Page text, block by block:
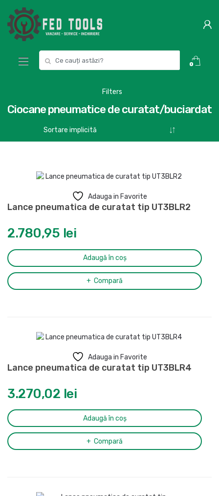
navigation
content
for:
0
Filters
Ciocane pneumatice de curatat/buciardat
Adauga in Favorite
Lance pneumatica de curatat tip UT3BLR2
2.780,95 lei
Adaugă în coș
Compară
Adauga in Favorite
Lance pneumatica de curatat tip UT3BLR4
3.270,02 lei
Adaugă în coș
Compară